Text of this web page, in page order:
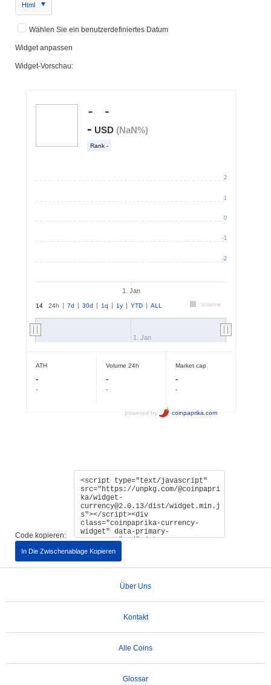
Html
Wählen Sie ein benutzerdefiniertes Datum
Widget anpassen
Widget-Vorschau:
Code kopieren:
In Die Zwischenablage Kopieren
Über Uns
Kontakt
Alle Coins
Glossar